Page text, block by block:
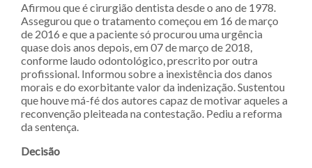
Afirmou que é cirurgião dentista desde o ano de 1978.
Assegurou que o tratamento começou em 16 de março
de 2016 e que a paciente só procurou uma urgência
quase dois anos depois, em 07 de março de 2018,
conforme laudo odontológico, prescrito por outra
profissional. Informou sobre a inexistência dos danos
morais e do exorbitante valor da indenização. Sustentou
que houve má-fé dos autores capaz de motivar aqueles a
reconvenção pleiteada na contestação. Pediu a reforma
da sentença.
Decisão